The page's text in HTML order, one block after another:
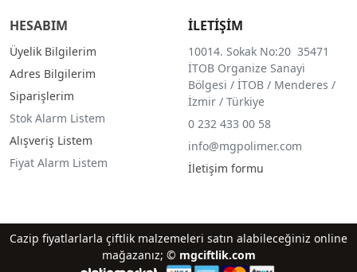
HESABIM
Üyelik Bilgilerim
Adres Bilgilerim
Siparişlerim
Stok Alarm Listem
Alışveriş Listem
Fiyat Alarm Listem
İLETİŞİM
10014. Sokak No:20 35471
İTOB Organize Sanayi
Bölgesi / İTOB / Menderes /
İzmir / Türkiye
0 232 433 00 58
info@mgpolimer.com
İletişim formu
Cazip fiyatlarlarla çiftlik malzemeleri satın alabileceğiniz online
mağazanız; © mgciftlik.com